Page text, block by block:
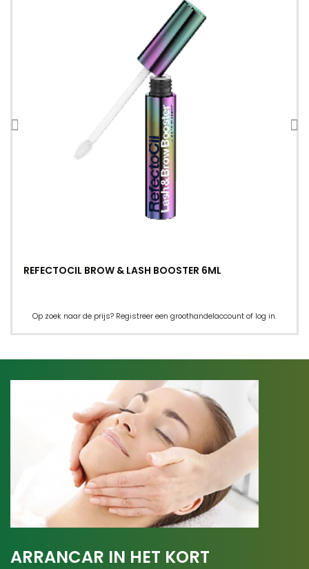
REFECTOCIL BROW & LASH BOOSTER 6ML
Op zoek naar de prijs? Registreer een groothandelaccount of log in.
ARRANCAR IN HET KORT